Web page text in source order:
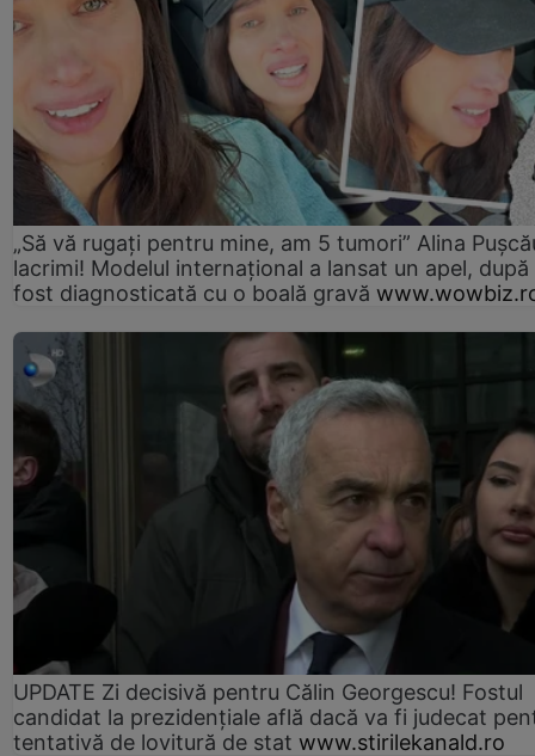
„Să vă rugați pentru mine, am 5 tumori” Alina
lacrimi! Modelul internațional a lansat un apel, după
fost diagnosticată cu o boală gravă
UPDATE Zi decisivă pentru Călin Georgescu! Fostul
candidat la prezidențiale află dacă va fi judecat
tentativă de lovitură de stat www.stirilekanald.ro